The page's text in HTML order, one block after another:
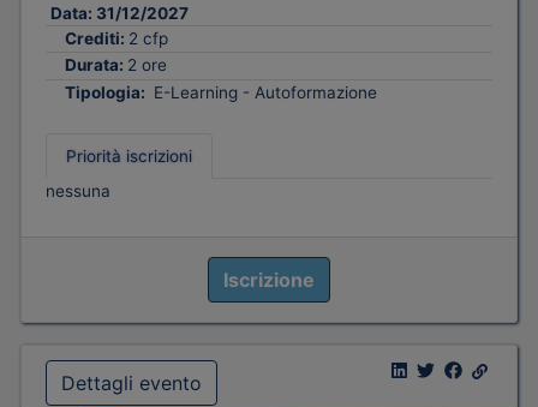
Data: 31/12/2027
Crediti: 2 cfp
Durata: 2 ore
Tipologia: E-Learning - Autoformazione
Priorità iscrizioni
nessuna
Iscrizione
Dettagli evento